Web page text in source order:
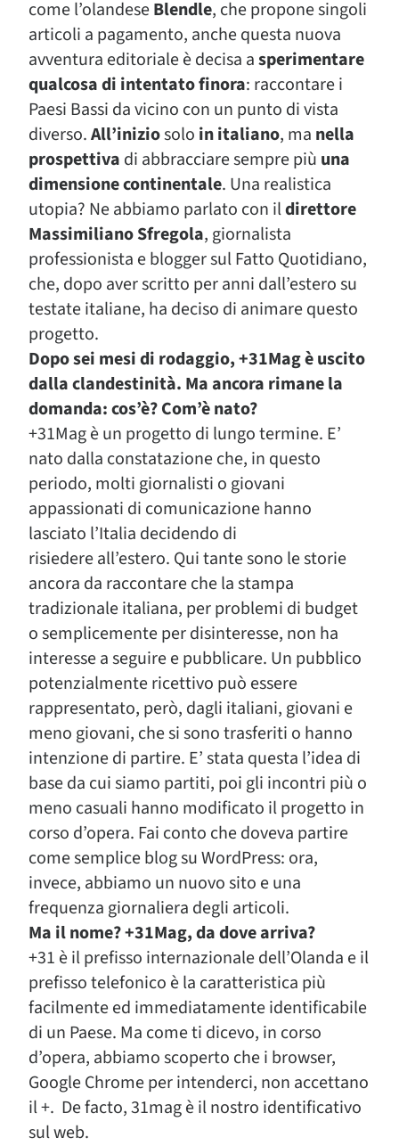
come l’olandeseBlendle, che propone singoli
articoli a pagamento, anche questa nuova
avventura editoriale è decisa asperimentare
qualcosa di intentato finora: raccontare i
Paesi Bassi da vicino con un punto di vista
diverso.All’iniziosolo in italiano, ma nella
prospettiva di abbracciare sempre più una
dimensione continentale. Una realistica
utopia? Ne abbiamo parlato con ildirettore
Massimiliano Sfregola, giornalista
professionista e blogger sul Fatto Quotidiano,
che, dopo aver scritto per anni dall’estero su
testate italiane, ha deciso di animare questo
progetto.
Dopo sei mesi di rodaggio, +31Mag è uscito
dalla clandestinità. Ma ancora rimane la
domanda: cos’è? Com’è nato?
+31Mag è un progetto di lungo termine. E’
nato dalla constatazione che, in questo
periodo, molti giornalisti o giovani
appassionati di comunicazione hanno
lasciato l’Italia decidendo di
risiedere all’estero. Qui tante sono le storie
ancora da raccontare che la stampa
tradizionale italiana, per problemi di budget
o semplicemente per disinteresse, non ha
interesse a seguire e pubblicare. Un pubblico
potenzialmente ricettivo può essere
rappresentato, però, dagli italiani, giovani e
meno giovani, che si sono trasferiti o hanno
intenzione di partire. E’ stata questa l’idea di
base da cui siamo partiti, poi gli incontri più o
meno casuali hanno modificato il progetto in
corso d’opera. Fai conto che doveva partire
come semplice blog su WordPress: ora,
invece, abbiamo un nuovo sito e una
frequenza giornaliera degli articoli.
Ma il nome? +31Mag, da dove arriva?
+31 è il prefisso internazionale dell’Olanda e il
prefisso telefonico è la caratteristica più
facilmente ed immediatamente identificabile
di un Paese. Ma come ti dicevo, in corso
d’opera, abbiamo scoperto che i browser,
Google Chrome per intenderci, non accettano
il +. De facto, 31mag è il nostro identificativo
sul web.